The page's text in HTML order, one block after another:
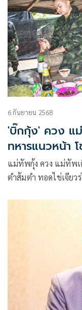
6 กันยายน 2568
'บิ๊กกุ้ง' ควง แ
ทหารแนวหน้า
แม่ทัพกุ้ง ควง แม่ทัพ
ตำส้มตำ ทอดไข่เจียว